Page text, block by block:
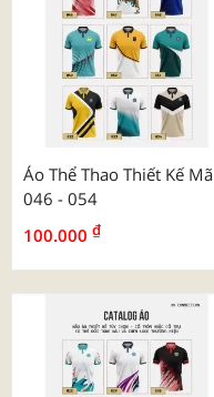
Áo Thể Thao Thiết Kế Mã
046 - 054
100.000 ₫